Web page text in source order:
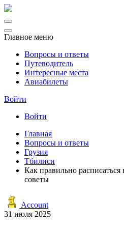
Главное меню
Вопросы и ответы
Путеводитель
Интересные места
Авиабилеты
Войти
Войти
Главная
Вопросы и ответы
Грузия
Тбилиси
Как правильно
советы
Account
31 июля 2025